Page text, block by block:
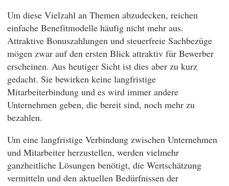
Um diese Vielzahl an Themen abzudecken, reichen
einfache Benefitmodelle häufig nicht mehr aus.
Attraktive Bonuszahlungen und steuerfreie Sachbezüge
mögen zwar auf den ersten Blick attraktiv für Bewerber
erscheinen. Aus heutiger Sicht ist dies aber zu kurz
gedacht. Sie bewirken keine langfristige
Mitarbeiterbindung und es wird immer andere
Unternehmen geben, die bereit sind, noch mehr zu
bezahlen.
Um eine langfristige Verbindung zwischen Unternehmen
und Mitarbeiter herzustellen, werden vielmehr
ganzheitliche Lösungen benötigt, die Wertschätzung
vermitteln und den aktuellen Bedürfnissen der